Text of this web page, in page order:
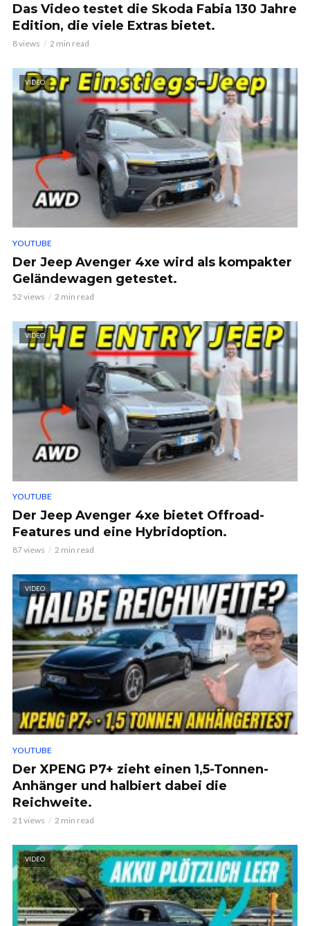
Das Video testet die Skoda Fabia 130 Jahre
Edition, die viele Extras bietet.
8 views 2 min read
VIDEO
YOUTUBE
Der Jeep Avenger 4xe wird als kompakter
Geländewagen getestet.
52 views 2 min read
VIDEO
YOUTUBE
Der Jeep Avenger 4xe bietet Offroad-
Features und eine Hybridoption.
87 views 2 min read
VIDEO
YOUTUBE
Der XPENG P7+ zieht einen 1,5-Tonnen-
Anhänger und halbiert dabei die
Reichweite.
21 views 2 min read
VIDEO